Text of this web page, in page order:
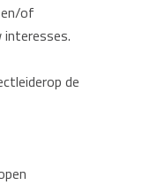
of
interesses.
de